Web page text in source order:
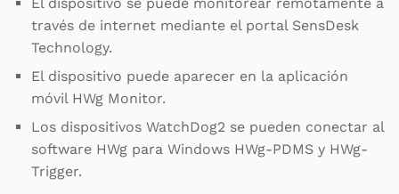
través de internet mediante el portal SensDesk
Technology.
El dispositivo puede aparecer en la aplicación
móvil HWg Monitor.
Los dispositivos WatchDog2 se pueden conectar al
software HWg para Windows HWg-PDMS y HWg-
Trigger.